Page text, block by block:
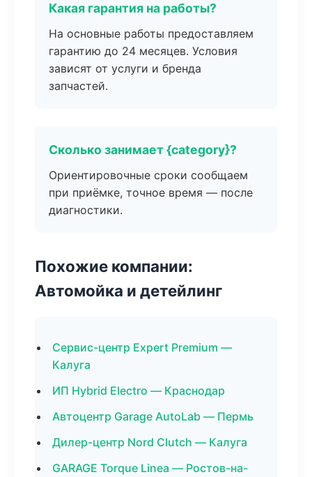
Какая гарантия на работы?
На основные работы предоставляем
гарантию до 24 месяцев. Условия
зависят от услуги и бренда
запчастей.
Сколько занимает {category}?
Ориентировочные сроки сообщаем
при приёмке, точное время — после
диагностики.
Похожие компании:
Автомойка и детейлинг
Сервис-центр Expert Premium —
Калуга
ИП Hybrid Electro — Краснодар
Автоцентр Garage AutoLab — Пермь
Дилер-центр Nord Clutch — Калуга
GARAGE Torque Linea — Ростов-на-